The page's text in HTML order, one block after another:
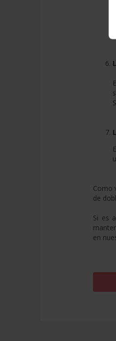
Como
de
Si es
en